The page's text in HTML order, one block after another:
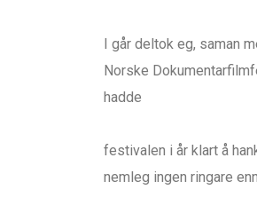
I går deltok eg, saman
Norske
hadde
festivalen i år klart å
nemleg ingen ringare